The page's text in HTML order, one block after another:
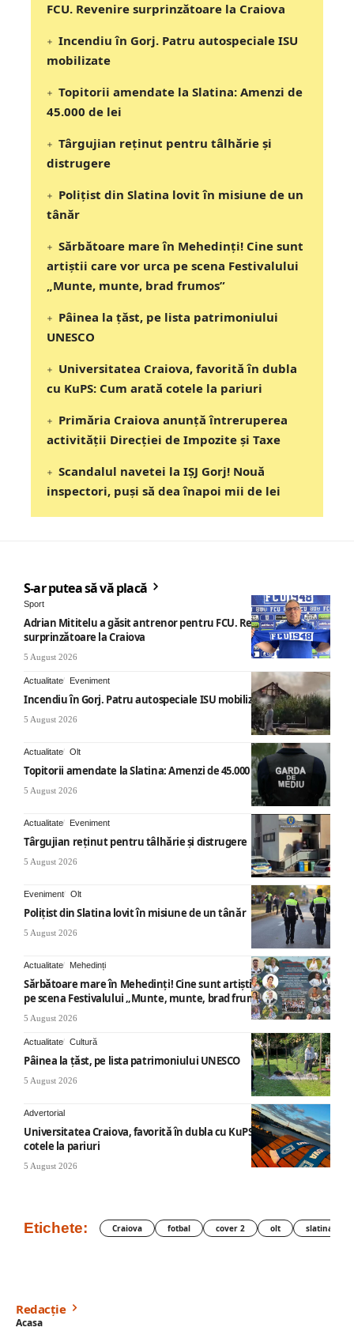
FCU. Revenire surprinzătoare la Craiova
Incendiu în Gorj. Patru autospeciale ISU
mobilizate
Topitorii amendate la Slatina: Amenzi de
45.000 de lei
Târgujian reținut pentru tâlhărie și
distrugere
Polițist din Slatina lovit în misiune de un
tânăr
Sărbătoare mare în Mehedinți! Cine sunt
artiștii care vor urca pe scena Festivalului
„Munte, munte, brad frumos”
Pâinea la țăst, pe lista patrimoniului
UNESCO
Universitatea Craiova, favorită în dubla
cu KuPS: Cum arată cotele la pariuri
Primăria Craiova anunță întreruperea
activității Direcției de Impozite și Taxe
Scandalul navetei la IȘJ Gorj! Nouă
inspectori, puși să dea înapoi mii de lei
S-ar putea să vă placă
Sport
Adrian Mititelu a găsit antrenor pentru FCU. Revenire
surprinzătoare la Craiova
5 August 2026
Actualitate Eveniment
Incendiu în Gorj. Patru autospeciale ISU mobilizate
5 August 2026
Actualitate Olt
Topitorii amendate la Slatina: Amenzi de 45.000 de lei
5 August 2026
Actualitate Eveniment
Târgujian reținut pentru tâlhărie și distrugere
5 August 2026
Eveniment Olt
Polițist din Slatina lovit în misiune de un tânăr
5 August 2026
Actualitate Mehedinți
Sărbătoare mare în Mehedinți! Cine sunt artiștii care vor urca
pe scena Festivalului „Munte, munte, brad frumos”
5 August 2026
Actualitate Cultură
Pâinea la țăst, pe lista patrimoniului UNESCO
5 August 2026
Advertorial
Universitatea Craiova, favorită în dubla cu KuPS: Cum arată
cotele la pariuri
5 August 2026
Etichete: Craiova fotbal cover 2 olt slatina
Redacție
Acasa